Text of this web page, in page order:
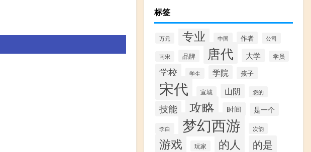
标签
万元 专业 中国 作者 公司
南宋 品牌 唐代 大学 学员
学校 学生 学院 孩子
宋代 宣城 山阴 您的
技能 攻略 时间 是一个
李白 梦幻西游 次韵
游戏 玩家 的人 的是